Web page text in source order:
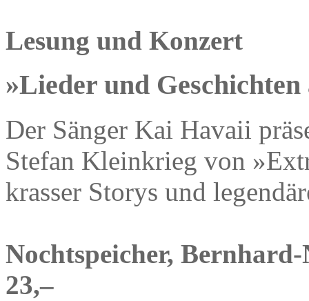
Lesung und Konzert
»Lieder und
Der Sänger Kai Havaii
Stefan Kleinkrieg von
krasser Storys und
Nochtspeicher,
23,–